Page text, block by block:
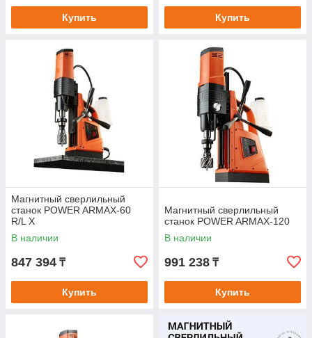
Купить Купить
Магнитный сверлильный
станок POWER ARMAX-60
R/L X
В наличии
847 394 ₸
Купить
Магнитный сверлильный
станок POWER ARMAX-120
В наличии
991 238 ₸
Купить